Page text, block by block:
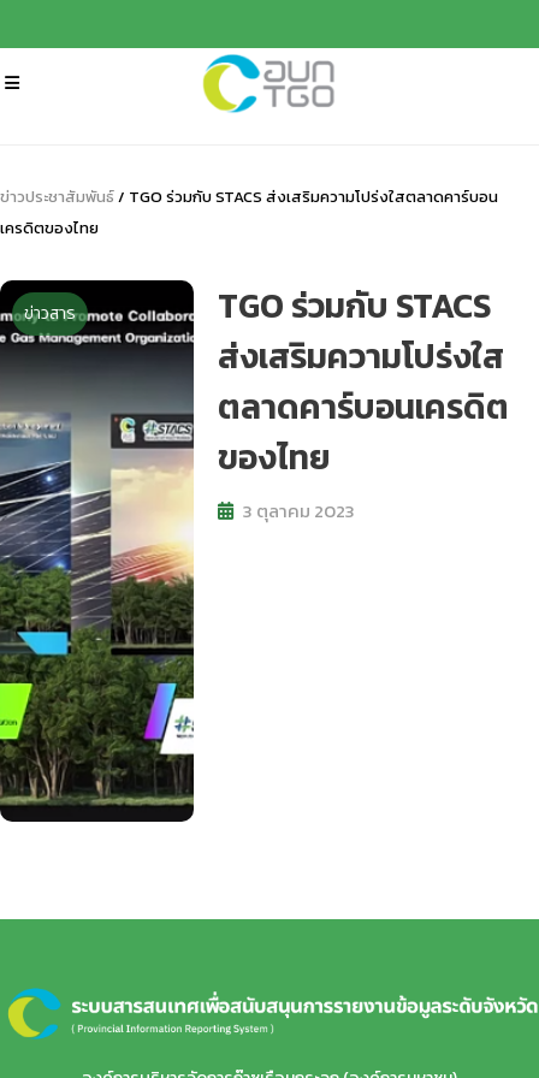
ข่าวประชาสัมพันธ์/ TGO ร่วมกับ STACS ส่งเสริมความโปร่งใสตลาดคาร์บอน
เครดิตของไทย
ข่าวสาร
TGO ร่วมกับ STACS
ส่งเสริมความโปร่งใส
ตลาดคาร์บอนเครดิต
ของไทย
3 ตุลาคม 2023